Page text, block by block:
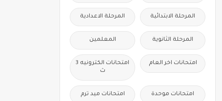
المرحلة الابتدائية المرحلة الاعدادية
المرحلة الثانوية المعلمين
امتحانات اخر العام
امتحانات الكترونيه 3
ث
امتحانات موحدة امتحانات ميد ترم